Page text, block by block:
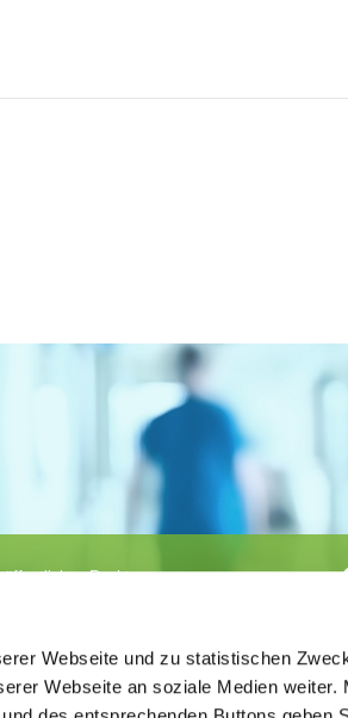
Webseite und zu statistischen
Webseite an soziale Medien weiter.
Rechts